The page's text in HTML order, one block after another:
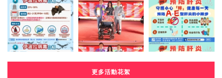
更多活動花絮